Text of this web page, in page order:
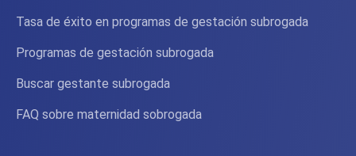
Tasa de éxito en programas de gestación subrogada
Programas de gestación subrogada
Buscar gestante subrogada
FAQ sobre maternidad sobrogada